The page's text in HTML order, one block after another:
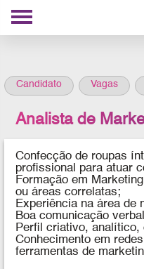
Candidato Vagas
Analista de
Confecção de roupas
profissional para atuar
Formação em
ou áreas correlatas;
Experiência na área de
Boa comunicação
Perfil criativo, analítico,
Conhecimento em
ferramentas de